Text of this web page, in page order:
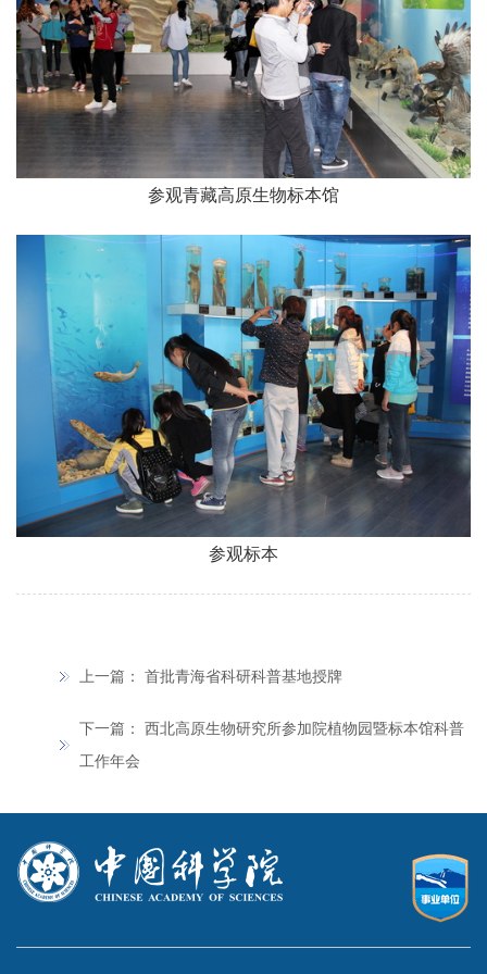
参观青藏高原生物标本馆
参观标本
上一篇： 首批青海省科研科普基地授牌
下一篇： 西北高原生物研究所参加院植物园暨标本馆科普
工作年会